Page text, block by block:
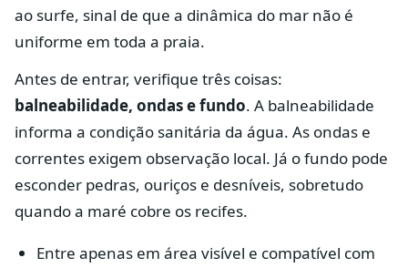
ao surfe, sinal de que a dinâmica do mar não é
uniforme em toda a praia.
Antes de entrar, verifique três coisas:
balneabilidade, ondas e fundo. A balneabilidade
informa a condição sanitária da água. As ondas e
correntes exigem observação local. Já o fundo pode
esconder pedras, ouriços e desníveis, sobretudo
quando a maré cobre os recifes.
Entre apenas em área visível e compatível com